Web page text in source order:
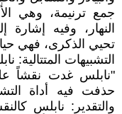
جمع ترنيمة، وهي
النهار، وفيه إشارة
تحيي الذكرى، فهي
التشبيهات المتتالية:
"نابلس غدت نقشاً
حذفت فيه أداة
والتقدير: نابلس